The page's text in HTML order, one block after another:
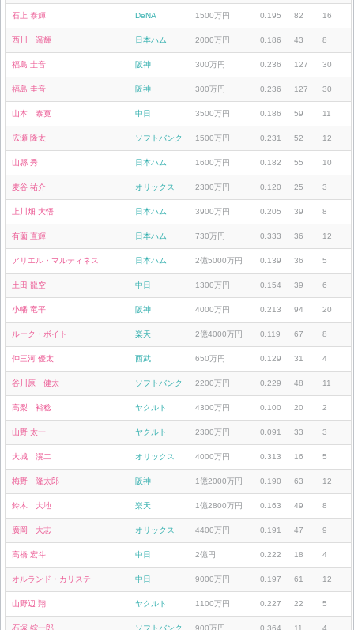
石上 泰輝 DeNA 1500万円 0.195 82 16
西川 遥輝 日本ハム 2000万円 0.186 43 8
福島 圭音 阪神 300万円 0.236 127 30
福島 圭音 阪神 300万円 0.236 127 30
山本 泰寛 中日 3500万円 0.186 59 11
広瀬 隆太 ソフトバンク 1500万円 0.231 52 12
山縣 秀 日本ハム 1600万円 0.182 55 10
麦谷 祐介 オリックス 2300万円 0.120 25 3
上川畑 大悟 日本ハム 3900万円 0.205 39 8
有薗 直輝 日本ハム 730万円 0.333 36 12
アリエル・マルティネス 日本ハム 2億5000万円 0.139 36 5
土田 龍空 中日 1300万円 0.154 39 6
小幡 竜平 阪神 4000万円 0.213 94 20
ルーク・ボイト 楽天 2億4000万円 0.119 67 8
仲三河 優太 西武 650万円 0.129 31 4
谷川原 健太 ソフトバンク 2200万円 0.229 48 11
高梨 裕稔 ヤクルト 4300万円 0.100 20 2
山野 太一 ヤクルト 2300万円 0.091 33 3
大城 滉二 オリックス 4000万円 0.313 16 5
梅野 隆太郎 阪神 1億2000万円 0.190 63 12
鈴木 大地 楽天 1億2800万円 0.163 49 8
廣岡 大志 オリックス 4400万円 0.191 47 9
高橋 宏斗 中日 2億円 0.222 18 4
オルランド・カリステ 中日 9000万円 0.197 61 12
山野辺 翔 ヤクルト 1100万円 0.227 22 5
石塚 綜一郎 ソフトバンク 900万円 0.364 11 4